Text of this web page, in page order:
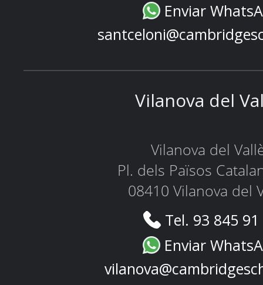
Enviar
Vilanova del
Vilanova del
Pl. dels Països
08410 Vilanova del
Tel. 93 845
Enviar